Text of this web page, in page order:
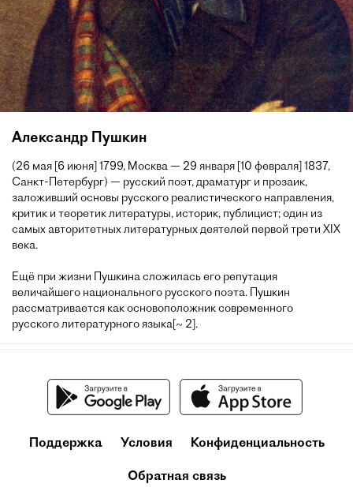
Александр Пушкин
(26 мая [6 июня] 1799, Москва — 29 января [10 февраля] 1837,
Санкт-Петербург) — русский поэт, драматург и прозаик,
заложивший основы русского реалистического направления,
критик и теоретик литературы, историк, публицист; один из
самых авторитетных литературных деятелей первой трети XIX
века.
Ещё при жизни Пушкина сложилась его репутация
величайшего национального русского поэта. Пушкин
рассматривается как основоположник современного
русского литературного языка[~ 2].
Поддержка Условия Конфиденциальность
Обратная связь